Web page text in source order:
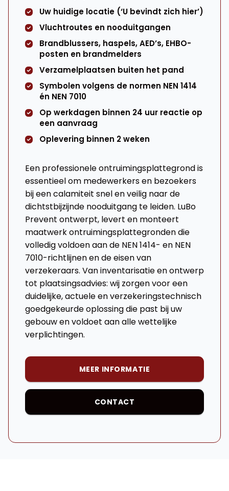
Uw huidige locatie (‘U bevindt zich hier’)
Vluchtroutes en nooduitgangen
Brandblussers, haspels, AED’s, EHBO-
posten en brandmelders
Verzamelplaatsen buiten het pand
Symbolen volgens de normen NEN 1414
én NEN 7010
Op werkdagen binnen 24 uur reactie op
een aanvraag
Oplevering binnen 2 weken
Een professionele ontruimingsplattegrond is
essentieel om medewerkers en bezoekers
bij een calamiteit snel en veilig naar de
dichtstbijzijnde nooduitgang te leiden. LuBo
Prevent ontwerpt, levert en monteert
maatwerk ontruimingsplattegronden die
volledig voldoen aan de NEN 1414- en NEN
7010-richtlijnen en de eisen van
verzekeraars. Van inventarisatie en ontwerp
tot plaatsingsadvies: wij zorgen voor een
duidelijke, actuele en verzekeringstechnisch
goedgekeurde oplossing die past bij uw
gebouw en voldoet aan alle wettelijke
verplichtingen.
MEER INFORMATIE
CONTACT